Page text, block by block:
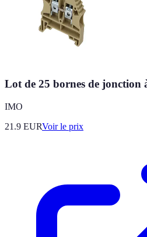
Lot de 25 bornes de jonction
IMO
21.9 EURVoir le prix